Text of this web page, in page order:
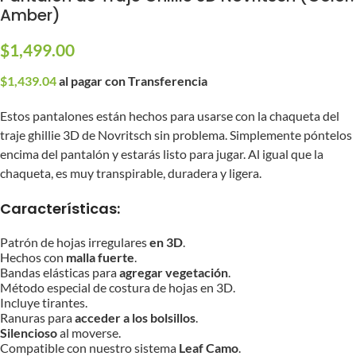
Amber)
$1,499.00
$1,439.04al pagar con Transferencia
Estos pantalones están hechos para usarse con la chaqueta del
traje ghillie 3D de Novritsch sin problema. Simplemente póntelos
encima del pantalón y estarás listo para jugar. Al igual que la
chaqueta, es muy transpirable, duradera y ligera.
Características:
Patrón de hojas irregularesen 3D.
Hechos con malla fuerte.
Bandas elásticas paraagregar vegetación.
Método especial de costura de hojas en 3D.
Incluye tirantes.
Ranuras paraacceder a los bolsillos.
Silenciosoal moverse.
Compatible con nuestro sistema Leaf Camo.